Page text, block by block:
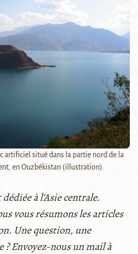
artificiel situé dans la partie nord de la
en Ouzbékistan (illustration).
à l’Asie centrale.
vous résumons les articles
Une question, une
? Envoyez-nous un mail à